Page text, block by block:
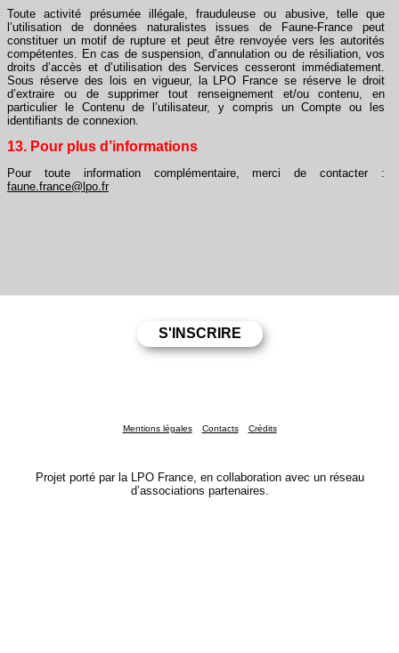
Toute activité présumée illégale, frauduleuse ou abusive, telle que
l’utilisation de données naturalistes issues de Faune-France peut
constituer un motif de rupture et peut être renvoyée vers les autorités
compétentes. En cas de suspension, d’annulation ou de résiliation, vos
droits d’accès et d’utilisation des Services cesseront immédiatement.
Sous réserve des lois en vigueur, la LPO France se réserve le droit
d’extraire ou de supprimer tout renseignement et/ou contenu, en
particulier le Contenu de l’utilisateur, y compris un Compte ou les
identifiants de connexion.
13. Pour plus d’informations
Pour toute information complémentaire, merci de contacter :
faune.france@lpo.fr
Mentions légales Contacts Crédits
Projet porté par la LPO France, en collaboration avec un réseau
d’associations partenaires.